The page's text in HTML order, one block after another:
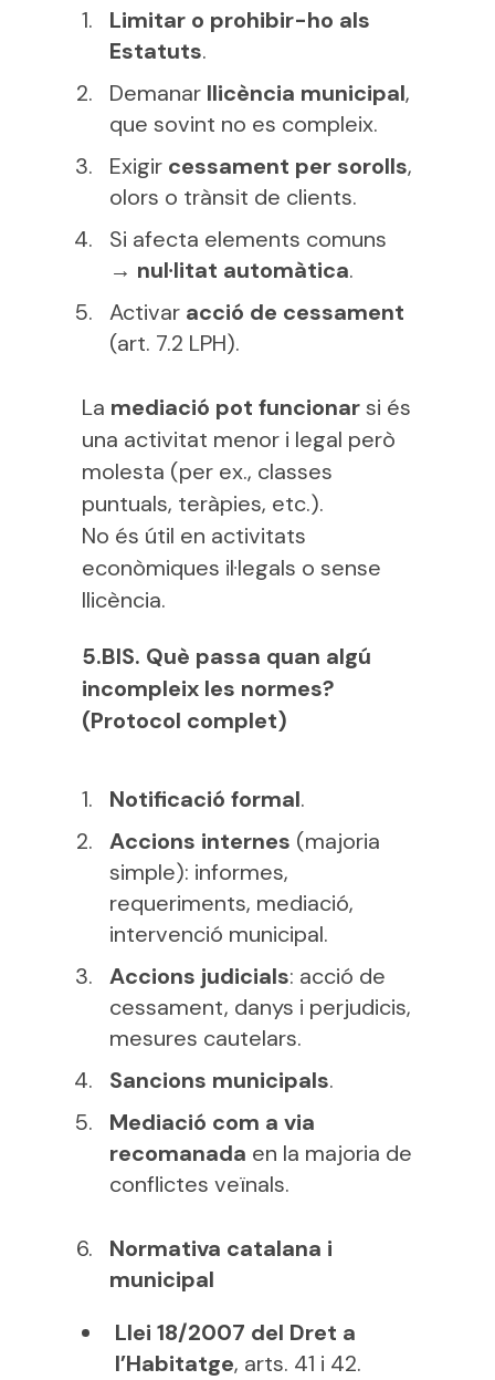
Limitar o prohibir-ho als
Estatuts.
Demanar llicència municipal,
que sovint no es compleix.
Exigir cessament per sorolls,
olors o trànsit de clients.
Si afecta elements comuns
→ nul·litat automàtica.
Activar acció de cessament
(art. 7.2 LPH).
La mediació pot funcionarsi és
una activitat menor i legal però
molesta (per ex., classes
puntuals, teràpies, etc.).
No és útil en activitats
econòmiques il·legals o sense
llicència.
5.BIS. Què passa quan algú
incompleix les normes?
(Protocol complet)
Notificació formal.
Accions internes (majoria
simple): informes,
requeriments, mediació,
intervenció municipal.
Accions judicials: acció de
cessament, danys i perjudicis,
mesures cautelars.
Sancions municipals.
Mediació com a via
recomanada en la majoria de
conflictes veïnals.
Normativa catalana i
municipal
Llei 18/2007 del Dret a
l’Habitatge, arts. 41 i 42.